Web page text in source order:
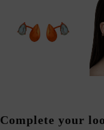
Complete your